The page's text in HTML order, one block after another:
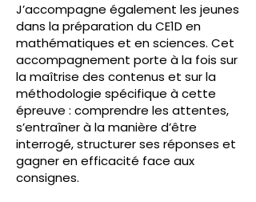
J’accompagne également les jeunes
dans la préparation du CE1D en
mathématiques et en sciences. Cet
accompagnement porte à la fois sur
la maîtrise des contenus et sur la
méthodologie spécifique à cette
épreuve : comprendre les attentes,
s’entraîner à la manière d’être
interrogé, structurer ses réponses et
gagner en efficacité face aux
consignes.